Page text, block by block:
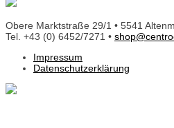
Obere Marktstraße 29/1 • 5541
Tel. +43 (0) 6452/7271 •
Impressum
Datenschutzerklärung